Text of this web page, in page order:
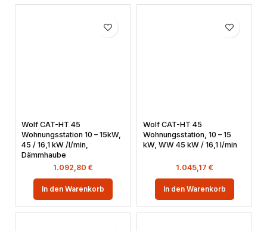
Wolf CAT-HT 45
Wohnungsstation 10 – 15kW,
45 / 16,1 kW /l/min,
Dämmhaube
1.092,80 €
In den Warenkorb
Wolf CAT-HT 45
Wohnungsstation, 10 – 15
kW, WW 45 kW / 16,1 l/min
1.045,17 €
In den Warenkorb